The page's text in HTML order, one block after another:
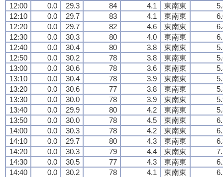
12:00
0.0 29.3 84 4.1 東南東
12:10
0.0 29.7 83 4.1 東南東
12:20
0.0 29.7 82 4.6 東南東
12:30
0.0 30.3 80 4.0 東南東
12:40
0.0 30.4 80 3.8 東南東
12:50
0.0 30.2 78 3.8 東南東
13:00
0.0 30.6 78 3.6 東南東
13:10
0.0 30.4 78 3.9 東南東
13:20
0.0 30.6 77 3.8 東南東
13:30
0.0 30.0 78 3.9 東南東
13:40
0.0 29.9 80 4.2 東南東
13:50
0.0 30.0 78 4.5 東南東
14:00
0.0 30.3 78 4.2 東南東
14:10
0.0 29.7 80 4.3 東南東
14:20
0.0 30.3 79 4.4 東南東
14:30
0.0 30.5 77 4.3 東南東
14:40
0.0 30.2 78 4.1 東南東